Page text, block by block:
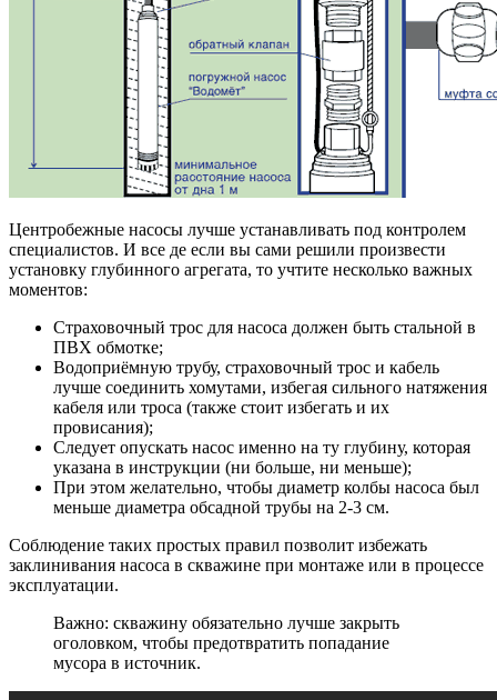
Центробежные насосы лучше устанавливать под контролем
специалистов. И все де если вы сами решили произвести
установку глубинного агрегата, то учтите несколько важных
моментов:
Страховочный трос для насоса должен быть стальной в
ПВХ обмотке;
Водоприёмную трубу, страховочный трос и кабель
лучше соединить хомутами, избегая сильного натяжения
кабеля или троса (также стоит избегать и их
провисания);
Следует опускать насос именно на ту глубину, которая
указана в инструкции (ни больше, ни меньше);
При этом желательно, чтобы диаметр колбы насоса был
меньше диаметра обсадной трубы на 2-3 см.
Соблюдение таких простых правил позволит избежать
заклинивания насоса в скважине при монтаже или в процессе
эксплуатации.
Важно: скважину обязательно лучше закрыть
оголовком, чтобы предотвратить попадание
мусора в источник.